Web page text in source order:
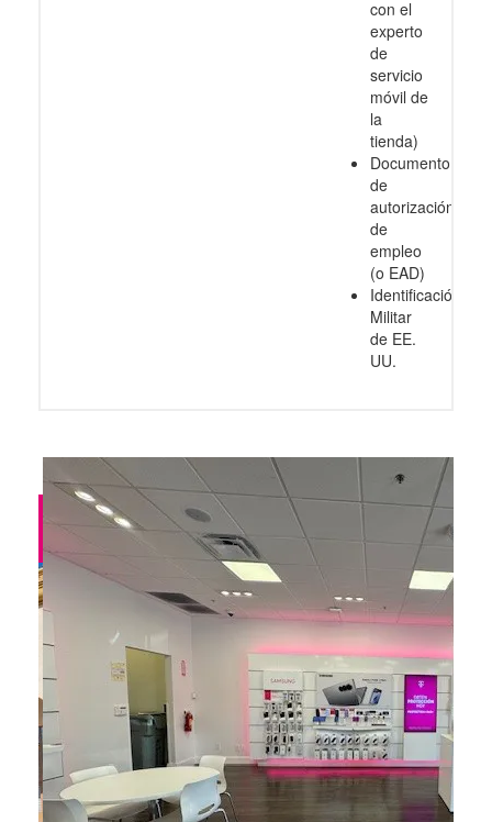
con el
experto
de
servicio
móvil de
la
tienda)
Documento
de
autorización
de
empleo
(o EAD)
Identificación
Militar
de EE.
UU.